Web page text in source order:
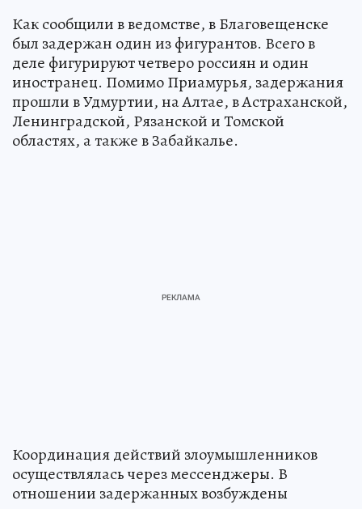
Как сообщили в ведомстве, в Благовещенске
был задержан один из фигурантов. Всего в
деле фигурируют четверо россиян и один
иностранец. Помимо Приамурья, задержания
прошли в Удмуртии, на Алтае, в Астраханской,
Ленинградской, Рязанской и Томской
областях, а также в Забайкалье.
Координация действий злоумышленников
осуществлялась через мессенджеры. В
отношении задержанных возбуждены